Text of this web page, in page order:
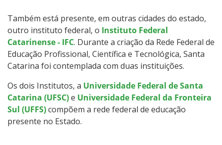
Também está presente, em outras cidades do estado,
outro instituto federal, o Instituto Federal
Catarinense - IFC. Durante a criação da Rede Federal de
Educação Profissional, Científica e Tecnológica, Santa
Catarina foi contemplada com duas instituições.
Os dois Institutos, a Universidade Federal de Santa
Catarina (UFSC)e Universidade Federal da Fronteira
Sul (UFFS)compõem a rede federal de educação
presente no Estado.